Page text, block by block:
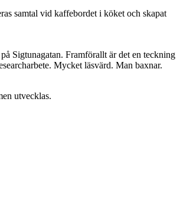
samtal vid kaffebordet i köket och skapat
Sigtunagatan. Framförallt är det en teckning
Mycket läsvärd. Man baxnar.
utvecklas.